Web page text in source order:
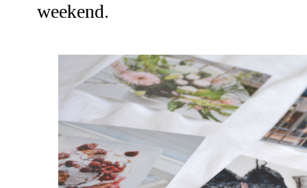
weekend.